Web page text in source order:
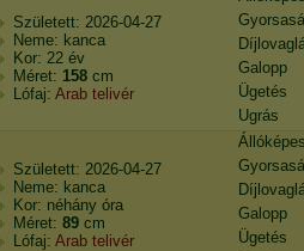
Született: 2026-04-27
Neme: kanca
Kor: 22 év
Méret: 158 cm
Lófaj: Arab telivér
Galopp
Ügetés
Ugrás
Született: 2026-04-27
Neme: kanca
Kor: néhány óra
Méret: 89 cm
Lófaj: Arab telivér
Galopp
Ügetés